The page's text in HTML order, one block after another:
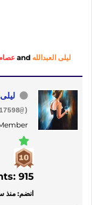
ليلى العبدالله
(@117598)
915
انضم: منذ